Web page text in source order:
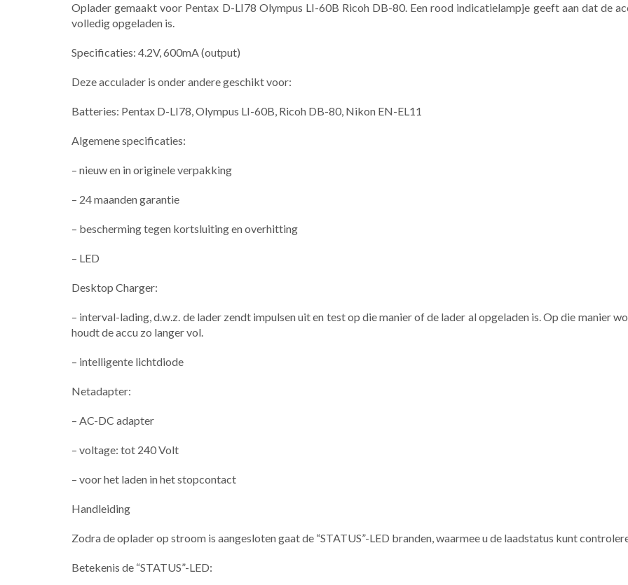
Oplader gemaakt voor Pentax D-LI78 Olympus LI-60B Ricoh DB-80. Een rood indicatielampje geeft aan dat de
volledig opgeladen is.
Specificaties: 4.2V, 600mA (output)
Deze acculader is onder andere geschikt voor:
Batteries: Pentax D-LI78, Olympus LI-60B, Ricoh DB-80, Nikon EN-EL11
Algemene specificaties:
– nieuw en in originele verpakking
– 24 maanden garantie
– bescherming tegen kortsluiting en overhitting
– LED
Desktop Charger:
– interval-lading, d.w.z. de lader zendt impulsen uit en test op die manier of de lader al opgeladen is. Op die manier
houdt de accu zo langer vol.
– intelligente lichtdiode
Netadapter:
– AC-DC adapter
– voltage: tot 240 Volt
– voor het laden in het stopcontact
Handleiding
Zodra de oplader op stroom is aangesloten gaat de “STATUS”-LED branden, waarmee u de laadstatus kunt
Betekenis de “STATUS”-LED: